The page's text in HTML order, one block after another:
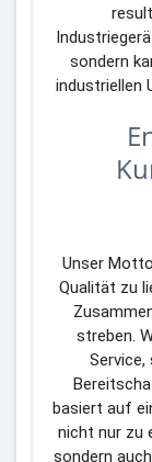
sondern
industriellen
Unser
Qualität zu
streben.
Service,
basiert auf
nicht nur zu
sondern